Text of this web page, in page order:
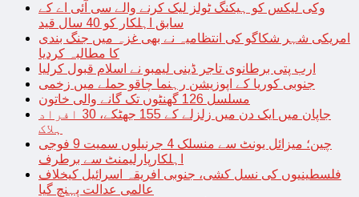
وکی لیکس کو ہیکنگ ٹولز لیک کرنے والے سی آئی اے کے
سابق اہلکار کو 40 سال قید
امریکی شہر شکاگو کی انتظامیہ نے بھی غزہ میں جنگ بندی
کا مطالبہ کردیا
ارب پتی برطانوی تاجر ڈینی لیمبو نے اسلام قبول کرلیا
جنوبی کوریا کے اپوزیشن رہنما چاقو حملے میں زخمی
مسلسل 126 گھنٹوں تک گانے والی خاتون
جاپان میں ایک دن میں زلزلے کے 155 جھٹکے، 30 افراد
ہلاک
چین؛ میزائل یونٹ سے منسلک 4 جرنیلوں سمیت 9 فوجی
اہلکارپارلیمنٹ سے برطرف
فلسطینیوں کی نسل کشی، جنوبی افریقہ اسرائیل کیخلاف
عالمی عدالت پہنچ گیا